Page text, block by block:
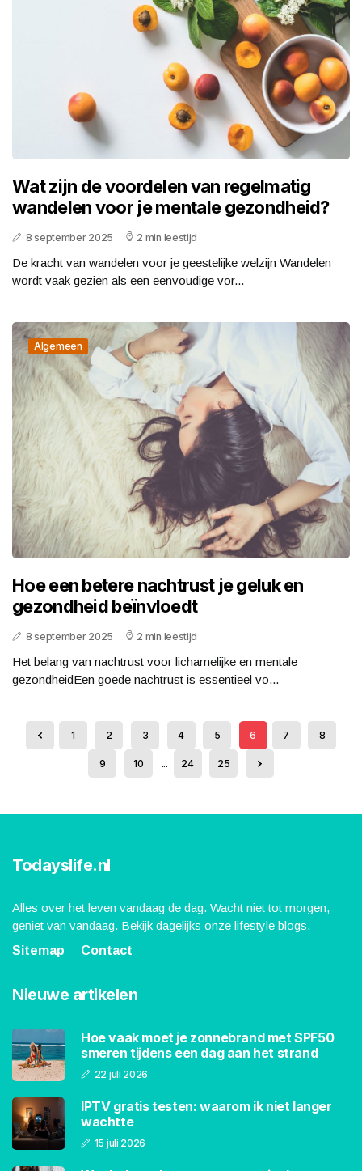
Wat zijn de voordelen van regelmatig
wandelen voor je mentale gezondheid?
8 september 2025 2 min leestijd
De kracht van wandelen voor je geestelijke welzijn Wandelen
wordt vaak gezien als een eenvoudige vor...
Algemeen
Hoe een betere nachtrust je geluk en
gezondheid beïnvloedt
8 september 2025 2 min leestijd
Het belang van nachtrust voor lichamelijke en mentale
gezondheidEen goede nachtrust is essentieel vo...
1 2 3 4 5 6 7 8
9 10 ... 24 25
Todayslife.nl
Alles over het leven vandaag de dag. Wacht niet tot morgen,
geniet van vandaag. Bekijk dagelijks onze lifestyle blogs.
Sitemap
Contact
Nieuwe artikelen
Hoe vaak moet je zonnebrand met SPF50
smeren tijdens een dag aan het strand
22 juli 2026
IPTV gratis testen: waarom ik niet langer
wachtte
15 juli 2026